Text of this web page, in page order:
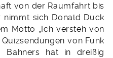
von der Raumfahrt bis
nimmt sich Donald Duck
Motto „Ich versteh von
von Funk
Bahners hat in dreißig